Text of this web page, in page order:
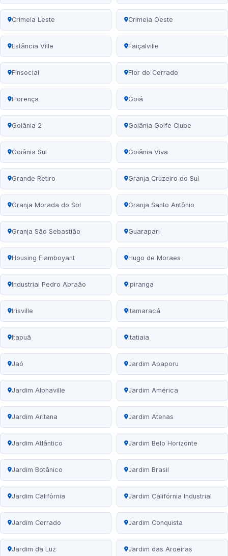
Crimeia Leste Crimeia Oeste
Estância Ville Faiçalville
Finsocial Flor do Cerrado
Florença Goiá
Goiânia 2 Goiânia Golfe Clube
Goiânia Sul Goiânia Viva
Grande Retiro Granja Cruzeiro do Sul
Granja Morada do Sol Granja Santo Antônio
Granja São Sebastião Guarapari
Housing Flamboyant Hugo de Moraes
Industrial Pedro Abraão Ipiranga
Irisville Itamaracá
Itapuã Itatiaia
Jaó Jardim Abaporu
Jardim Alphaville Jardim América
Jardim Aritana Jardim Atenas
Jardim Atlântico Jardim Belo Horizonte
Jardim Botânico Jardim Brasil
Jardim Califórnia Jardim Califórnia Industrial
Jardim Cerrado Jardim Conquista
Jardim da Luz Jardim das Aroeiras